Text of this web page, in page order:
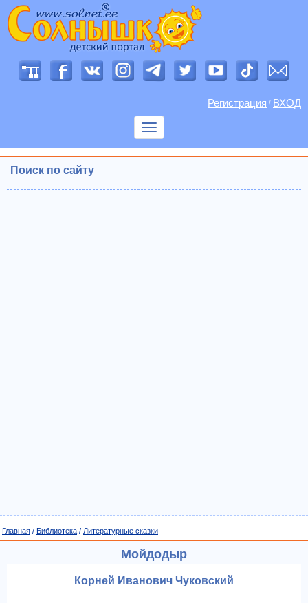
Регистрация / ВХОД
Показать
Поиск по сайту
Главная / Библиотека / Литературные сказки
Мойдодыр
Корней Иванович Чуковский